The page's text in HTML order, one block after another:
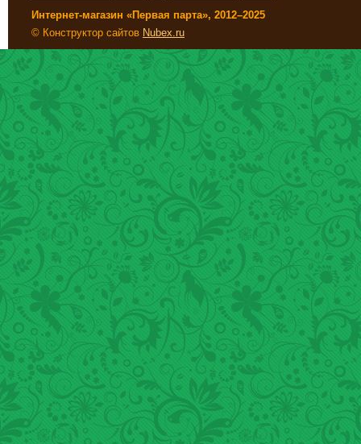
Интернет-магазин «Первая парта», 2012–2025
© Конструктор сайтов Nubex.ru